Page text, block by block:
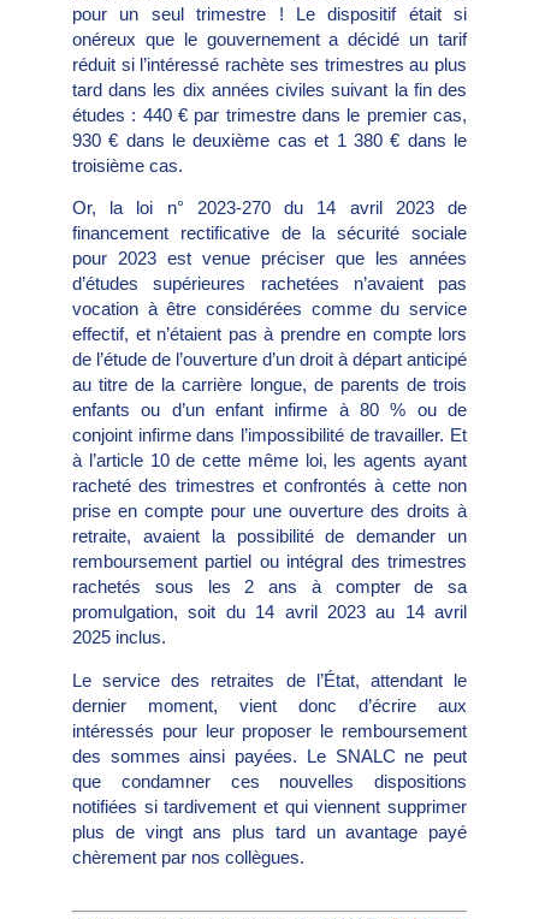
pour un seul trimestre ! Le dispositif était si
onéreux que le gouvernement a décidé un tarif
réduit si l’intéressé rachète ses trimestres au plus
tard dans les dix années civiles suivant la fin des
études : 440 € par trimestre dans le premier cas,
930 € dans le deuxième cas et 1 380 € dans le
troisième cas.
Or, la loi n° 2023-270 du 14 avril 2023 de
financement rectificative de la sécurité sociale
pour 2023 est venue préciser que les années
d’études supérieures rachetées n’avaient pas
vocation à être considérées comme du service
effectif, et n’étaient pas à prendre en compte lors
de l’étude de l’ouverture d’un droit à départ anticipé
au titre de la carrière longue, de parents de trois
enfants ou d’un enfant infirme à 80 % ou de
conjoint infirme dans l’impossibilité de travailler. Et
à l’article 10 de cette même loi, les agents ayant
racheté des trimestres et confrontés à cette non
prise en compte pour une ouverture des droits à
retraite, avaient la possibilité de demander un
remboursement partiel ou intégral des trimestres
rachetés sous les 2 ans à compter de sa
promulgation, soit du 14 avril 2023 au 14 avril
2025 inclus.
Le service des retraites de l’État, attendant le
dernier moment, vient donc d’écrire aux
intéressés pour leur proposer le remboursement
des sommes ainsi payées. Le SNALC ne peut
que condamner ces nouvelles dispositions
notifiées si tardivement et qui viennent supprimer
plus de vingt ans plus tard un avantage payé
chèrement par nos collègues.